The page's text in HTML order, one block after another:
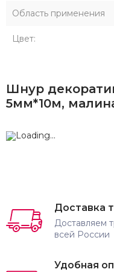
Область применения
Цвет:
Шнур
5мм*10м,
Доставка
Доставляем
всей России
Удобная